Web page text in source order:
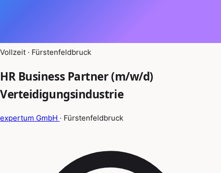
Vollzeit · Fürstenfeldbruck
HR Business Partner (m/w/d)
Verteidigungsindustrie
expertum GmbH · Fürstenfeldbruck